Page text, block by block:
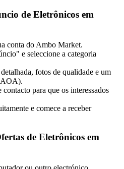
de Eletrônicos em
conta do Ambo Market.
e seleccione a categoria
fotos de qualidade e um
para que os interessados
e comece a receber
de Eletrônicos em